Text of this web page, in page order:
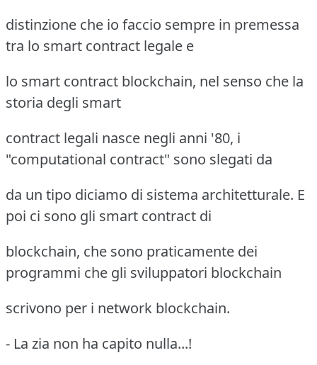
distinzione che io faccio sempre in premessa
tra lo smart contract legale e
lo smart contract blockchain, nel senso che la
storia degli smart
contract legali nasce negli anni '80, i
"computational contract" sono slegati da
da un tipo diciamo di sistema architetturale. E
poi ci sono gli smart contract di
blockchain, che sono praticamente dei
programmi che gli sviluppatori blockchain
scrivono per i network blockchain.
- La zia non ha capito nulla...!